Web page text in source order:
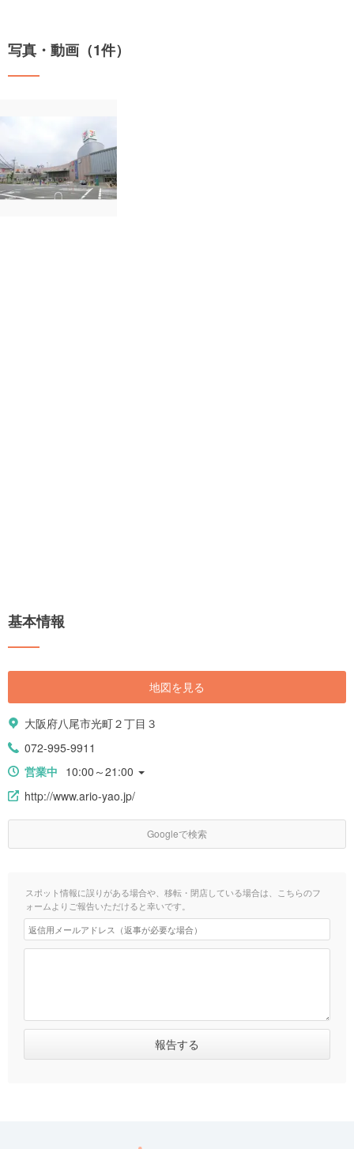
写真・動画（1件）
基本情報
地図を見る
大阪府八尾市光町２丁目３
072-995-9911
営業中 10:00～21:00
http://www.ario-yao.jp/
Googleで検索
スポット情報に誤りがある場合や、移転・閉店している場合は、こちらのフ
ォームよりご報告いただけると幸いです。